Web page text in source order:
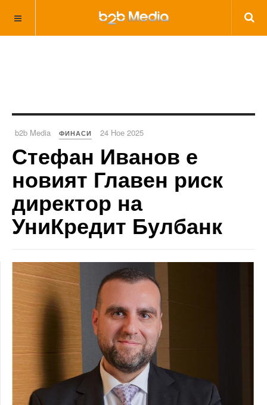
b2b Media ФИНАСИ 24 Ное 2025
Стефан Иванов е
новият Главен риск
директор на
УниКредит Булбанк